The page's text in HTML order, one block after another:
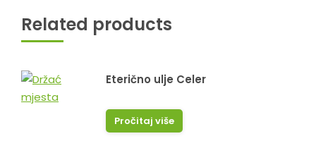
Related products
Eterično ulje Celer
Pročitaj više